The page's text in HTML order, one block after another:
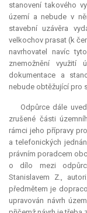
stanovení takového
území a nebude v
stavební uzávěra
velkochov prasat (k
navrhovatel navíc
znemožnění využití
dokumentace a
nebude obtěžující pro
Odpůrce dále
zrušené části
rámci jeho přípravy
a telefonických
právním poradcem
o dílo mezi
Stanislavem Z.,
předmětem je
upravován návrh